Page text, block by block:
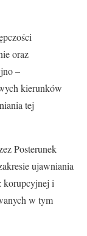
oraz
–
kierunków
tej
Posterunek
ujawniania
korupcyjnej i
w tym